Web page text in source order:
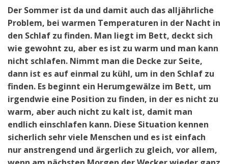
Der Sommer ist da und damit auch das alljährliche
Problem, bei warmen Temperaturen in der Nacht in
den Schlaf zu finden. Man liegt im Bett, deckt sich
wie gewohnt zu, aber es ist zu warm und man kann
nicht schlafen. Nimmt man die Decke zur Seite,
dann ist es auf einmal zu kühl, um in den Schlaf zu
finden. Es beginnt ein Herumgewälze im Bett, um
irgendwie eine Position zu finden, in der es nicht zu
warm, aber auch nicht zu kalt ist, damit man
endlich einschlafen kann. Diese Situation kennen
sicherlich sehr viele Menschen und es ist einfach
nur anstrengend und ärgerlich zu gleich, vor allem,